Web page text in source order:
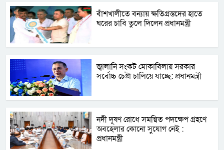
বাঁশখালীতে বন্যায় ক্ষতিগ্রস্তদের হাতে
ঘরের চাবি তুলে দিলেন প্রধানমন্ত্রী
জ্বালানি সংকট মোকাবিলায় সরকার
সর্বোচ্চ চেষ্টা চালিয়ে যাচ্ছে: প্রধানমন্ত্রী
নদী দূষণ রোধে সমন্বিত পদক্ষেপ গ্রহণে
অবহেলার কোনো সুযোগ নেই :
প্রধানমন্ত্রী